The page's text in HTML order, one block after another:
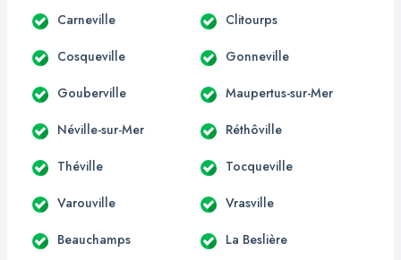
Carneville Clitourps
Cosqueville Gonneville
Gouberville Maupertus-sur-Mer
Néville-sur-Mer Réthôville
Théville Tocqueville
Varouville Vrasville
Beauchamps La Beslière